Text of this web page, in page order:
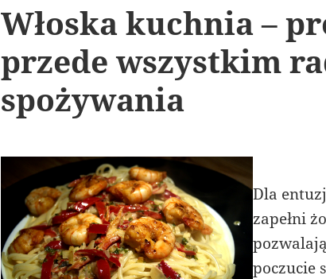
Włoska kuchnia –
przede wszystkim
spożywania
Dla
zapełni
poczucie